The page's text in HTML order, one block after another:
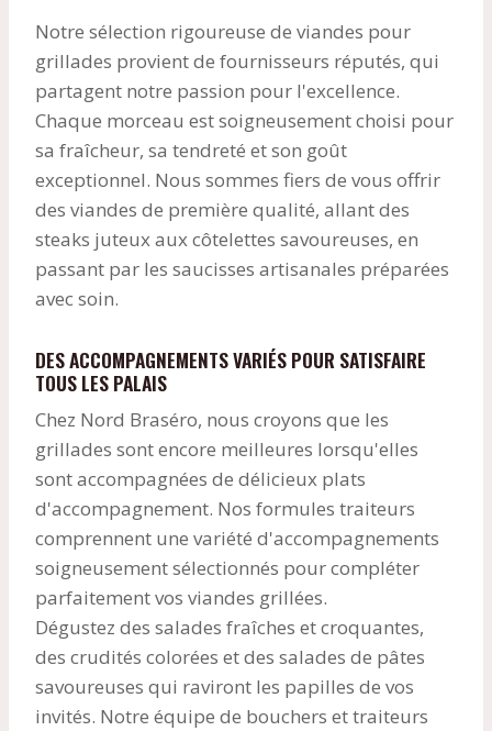
Notre sélection rigoureuse de viandes pour
grillades provient de fournisseurs réputés, qui
partagent notre passion pour l'excellence.
Chaque morceau est soigneusement choisi pour
sa fraîcheur, sa tendreté et son goût
exceptionnel. Nous sommes fiers de vous offrir
des viandes de première qualité, allant des
steaks juteux aux côtelettes savoureuses, en
passant par les saucisses artisanales préparées
avec soin.
DES ACCOMPAGNEMENTS VARIÉS POUR SATISFAIRE
TOUS LES PALAIS
Chez Nord Braséro, nous croyons que les
grillades sont encore meilleures lorsqu'elles
sont accompagnées de délicieux plats
d'accompagnement. Nos formules traiteurs
comprennent une variété d'accompagnements
soigneusement sélectionnés pour compléter
parfaitement vos viandes grillées.
Dégustez des salades fraîches et croquantes,
des crudités colorées et des salades de pâtes
savoureuses qui raviront les papilles de vos
invités. Notre équipe de bouchers et traiteurs